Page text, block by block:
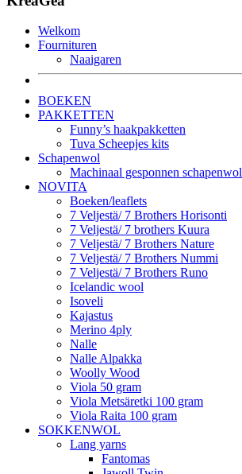
Welkom
Fournituren
Naaigaren
BOEKEN
PAKKETTEN
Funny’s haakpakketten
Tuva Scheepjes kits
Schapenwol
Machinaal gesponnen schapenwol
NOVITA
Boeken/leaflets
7 Veljestä/ 7 Brothers Horisonti
7 Veljestä/ 7 brothers Kuura
7 Veljestä/ 7 Brothers Nature
7 Veljestä/ 7 Brothers Nummi
7 Veljestä/ 7 Brothers Runo
Icelandic wool
Isoveli
Kajastus
Merino 4ply
Nalle
Nalle Alpakka
Woolly Wood
Viola 50 gram
Viola Metsäretki 100 gram
Viola Raita 100 gram
SOKKENWOL
Lang yarns
Fantomas